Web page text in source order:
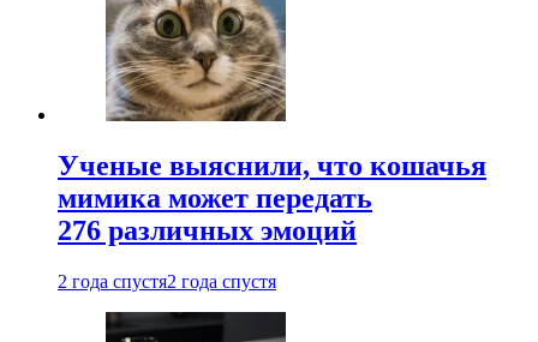
Ученые выяснили, что кошачья
мимика может передать
276 различных эмоций
2 года спустя2 года спустя